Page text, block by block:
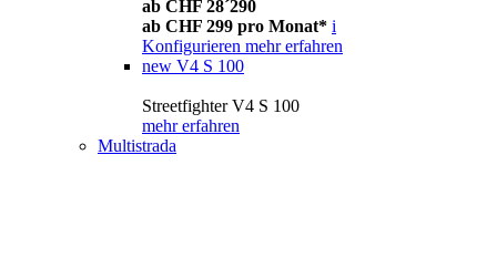
ab CHF 28´290
ab CHF 299 pro Monat* i
Konfigurieren mehr erfahren
new V4 S 100
Streetfighter V4 S 100
mehr erfahren
Multistrada